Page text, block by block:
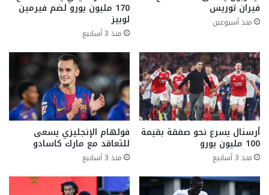
فيران توريس
منذ أسبوعين
170 مليون يورو لضم فيرمين
لوبيز
منذ 3 أسابيع
أرسنال يسرع نحو صفقة بقيمة
100 مليون يورو
منذ 3 أسابيع
فولهام الإنجليزي يسعى
للتعاقد مع مارك كاسادو
منذ 3 أسابيع